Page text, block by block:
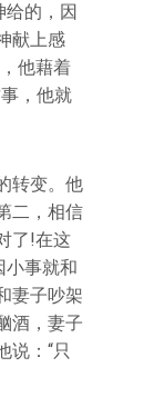
给的，因
献上感
他藉着
，他就
转变。他
二，相信
了!在这
小事就和
妻子吵架
酒，妻子
说：“只